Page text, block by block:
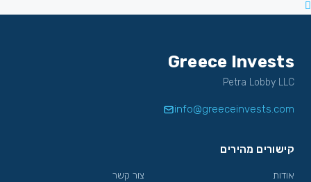
Greece Invests
Petra Lobby LLC
info@greeceinvests.com
קישורים מהירים
אודות צור קשר